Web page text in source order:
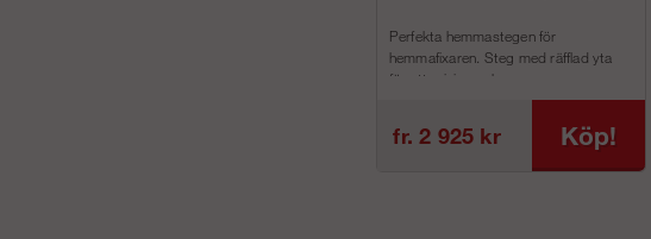
Perfekta hemmastegen för
hemmafixaren. Steg med räfflad yta
för att minimera h...
fr. 2 925 kr Köp!